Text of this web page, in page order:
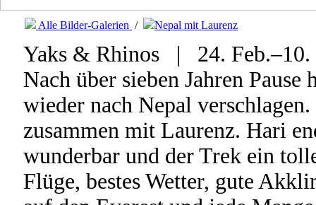
Alle Bilder-Galerien / Nepal mit Laurenz
Yaks & Rhinos | 24. Feb.–10.
Nach über sieben Jahren Pause
wieder nach Nepal
zusammen mit Laurenz. Hari
wunderbar und der Trek ein
Flüge, bestes Wetter, gute